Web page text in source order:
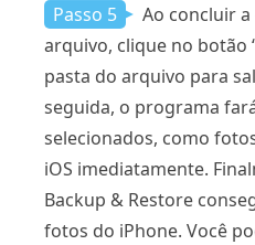
Passo 5
Ao concluir
arquivo, clique no botão
pasta do arquivo para
seguida, o programa
selecionados, como
iOS imediatamente.
Backup & Restore
fotos do iPhone. Você